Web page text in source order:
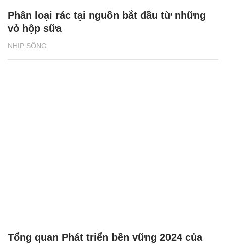
NHỊP SỐNG
Phân loại rác tại nguồn bắt đầu từ những
vỏ hộp sữa
Tổng quan Phát triển bền vững 2024 của